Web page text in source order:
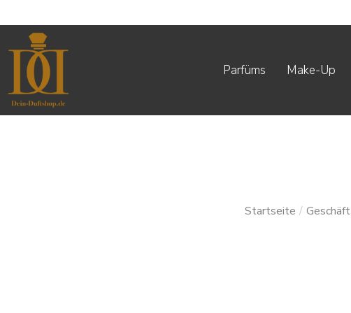
Parfüms Make-Up
Startseite / Geschäft